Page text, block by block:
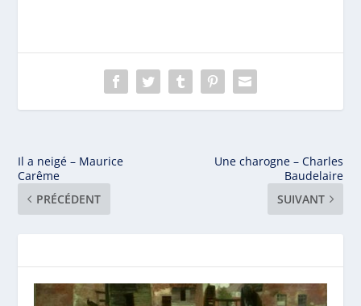
Il a neigé – Maurice
Carême
PRÉCÉDENT
Une charogne – Charles
Baudelaire
SUIVANT